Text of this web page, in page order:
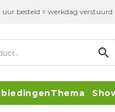
uur besteld = werkdag verstuurd
search
Thema